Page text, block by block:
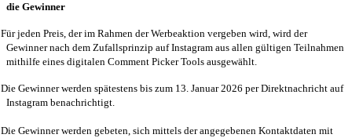
die Gewinner
Für jeden Preis, der im Rahmen der Werbeaktion vergeben wird, wird der
Gewinner nach dem Zufallsprinzip auf Instagram aus allen gültigen Teilnahmen
mithilfe eines digitalen Comment Picker Tools ausgewählt.
Die Gewinner werden spätestens bis zum 13. Januar 2026 per Direktnachricht auf
Instagram benachrichtigt.
Die Gewinner werden gebeten, sich mittels der angegebenen Kontaktdaten mit